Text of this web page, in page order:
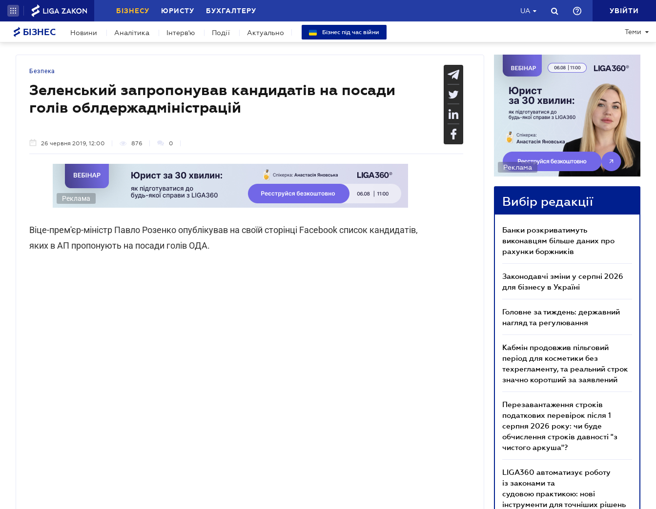
БІЗНЕСУ ЮРИСТУ БУХГАЛТЕРУ UA УВІЙТИ
БІЗНЕС Новини Аналітика Інтерв'ю Події Актуально Бізнес під час війни Теми
Безпека
Зеленський запропонував кандидатів на посади
голів облдержадміністрацій
26 червня 2019, 12:00 876 0
Реклама
Віце-прем'єр-міністр Павло Розенко опублікував на своїй сторінці Facebook список кандидатів,
яких в АП пропонують на посади голів ОДА.
Реклама
Вибір редакції
Банки розкриватимуть
виконавцям більше даних про
рахунки боржників
Законодавчі зміни у серпні 2026
для бізнесу в Україні
Головне за тиждень: державний
нагляд та регулювання
Кабмін продовжив пільговий
період для косметики без
техрегламенту, та реальний строк
значно коротший за заявлений
Перезавантаження строків
податкових перевірок після 1
серпня 2026 року: чи буде
обчислення строків давності "з
чистого аркуша"?
LIGA360 автоматизує роботу
із законами та
судовою практикою: нові
інструменти для точніших рішень